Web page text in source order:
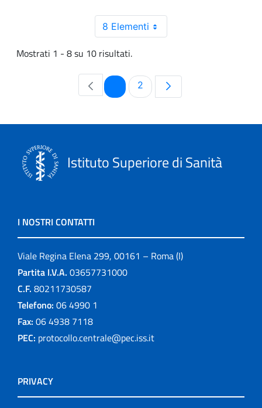
8 Elementi
Mostrati 1 - 8 su 10 risultati.
PaginaPagina
2
Istituto Superiore di Sanità
I NOSTRI CONTATTI
Viale Regina Elena 299, 00161 – Roma (I)
Partita I.V.A. 03657731000
C.F. 80211730587
Telefono: 06 4990 1
Fax: 06 4938 7118
PEC: protocollo.centrale@pec.iss.it
PRIVACY